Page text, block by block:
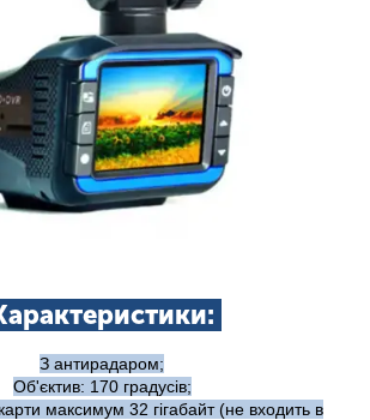
З антирадаром;
Об'єктив: 170 градусів;
максимум 32 гігабайт (не входить в